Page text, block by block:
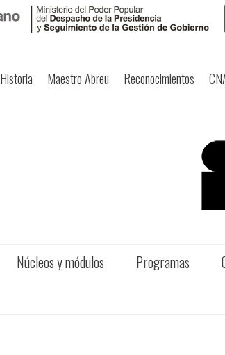
Historia Maestro Abreu Reconocimientos
Núcleos y módulos Programas